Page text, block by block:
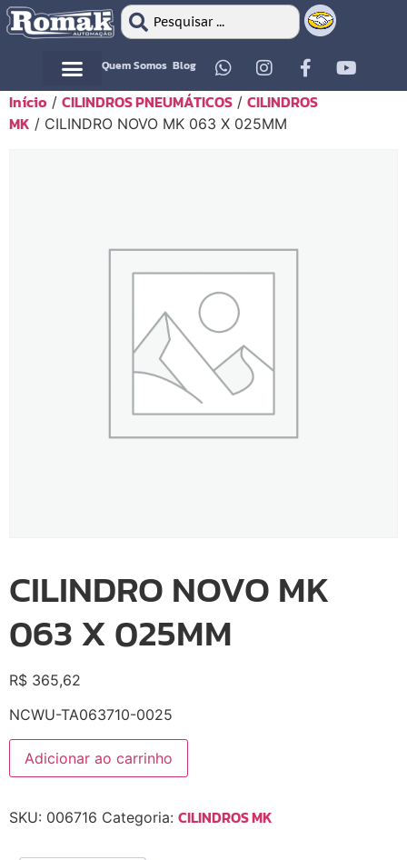
Quem Somos Blog
Início / CILINDROS PNEUMÁTICOS / CILINDROS
MK / CILINDRO NOVO MK 063 X 025MM
CILINDRO NOVO MK
063 X 025MM
R$ 365,62
NCWU-TA063710-0025
Adicionar ao carrinho
SKU: 006716 Categoria: CILINDROS MK